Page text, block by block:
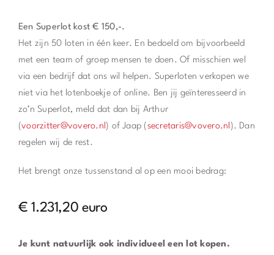
Een Superlot kost € 150,-.
Het zijn 50 loten in één keer. En bedoeld om bijvoorbeeld
met een team of groep mensen te doen. Of misschien wel
via een bedrijf dat ons wil helpen. Superloten verkopen we
niet via het lotenboekje of online. Ben jij geïnteresseerd in
zo’n Superlot, meld dat dan bij Arthur
(voorzitter@vovero.nl) of Jaap ( secretaris@vovero.nl ). Dan
regelen wij de rest.
Het brengt onze tussenstand al op een mooi bedrag:
€ 1.231,20 euro
Je kunt natuurlijk ook individueel een lot kopen.